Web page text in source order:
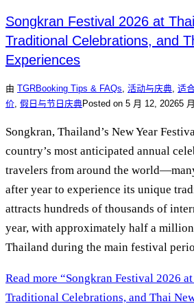
Songkran Festival 2026 at
Traditional Celebrations, and
Experiences
由 TGRBooking Tips & FAQs 活动与庆典 适
价 假日与节日庆典Posted on 5 月 12, 20265
Songkran, Thailand’s New Year
country’s most anticipated annual
travelers from around the
after year to experience its unique
attracts hundreds of thousands of
year, with approximately half a
Thailand during the main festival
Read more “Songkran Festival 2026
Traditional Celebrations, and Thai